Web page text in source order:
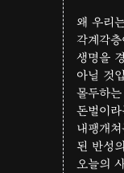
왜 우리
각계각
생명을
아닐 것
몰두하
돈벌이
내팽개
된 반성
오늘의